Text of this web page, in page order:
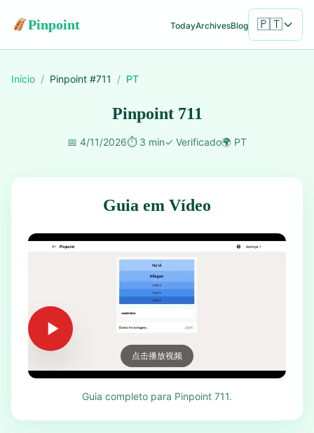
Pinpoint TodayArchivesBlog 🇵🇹
Início / Pinpoint #711 / PT
Pinpoint 711
📅 4/11/2026⏱️ 3 min✓ Verificado🌍 PT
Guia em Vídeo
点击播放视频
Guia completo para Pinpoint 711.